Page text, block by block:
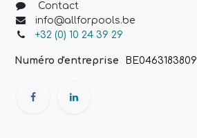
Contact
info@allforpools.be
+32 (0) 10 24 39 29
Numéro d'entreprise BE0463183809